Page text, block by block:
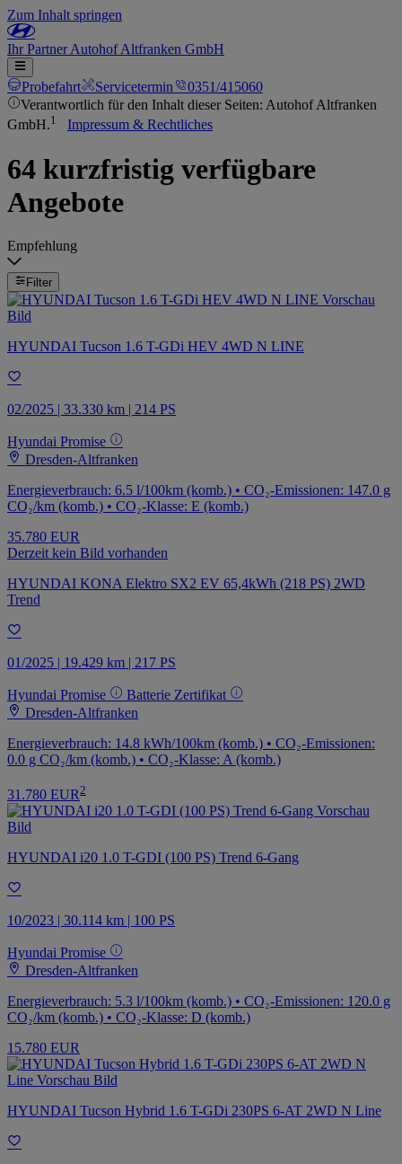
Zum Inhalt springen
IhrPartnerAutohof Altfranken GmbH
Probefahrt Servicetermin
0351/415060
Verantwortlich für den Inhalt dieser Seiten: Autohof Altfranken
GmbH.1 Impressum & Rechtliches
64 kurzfristig verfügbare
Angebote
Empfehlung
Filter
HYUNDAI Tucson 1.6 T-GDi HEV 4WD N LINE
02/2025 | 33.330 km | 214 PS
Hyundai Promise
Dresden-Altfranken
Energieverbrauch: 6.5 l/100km (komb.) • CO₂-Emissionen: 147.0 g
CO₂/km (komb.) • CO₂-Klasse: E (komb.)
35.780 EUR
Derzeit kein Bild vorhanden
HYUNDAI KONA Elektro SX2 EV 65,4kWh (218 PS) 2WD
Trend
01/2025 | 19.429 km | 217 PS
Hyundai Promise
Batterie Zertifikat
Dresden-Altfranken
Energieverbrauch: 14.8 kWh/100km (komb.) • CO₂-Emissionen:
0.0 g CO₂/km (komb.) • CO₂-Klasse: A (komb.)
31.780 EUR 2
HYUNDAI i20 1.0 T-GDI (100 PS) Trend 6-Gang
10/2023 | 30.114 km | 100 PS
Hyundai Promise
Dresden-Altfranken
Energieverbrauch: 5.3 l/100km (komb.) • CO₂-Emissionen: 120.0 g
CO₂/km (komb.) • CO₂-Klasse: D (komb.)
15.780 EUR
HYUNDAI Tucson Hybrid 1.6 T-GDi 230PS 6-AT 2WD N Line